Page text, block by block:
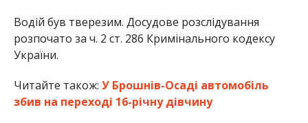
Водій був тверезим. Досудове розслідування
розпочато за ч. 2 ст. 286 Кримінального кодексу
України.
Читайте також: У Брошнів-Осаді автомобіль
збив на переході 16-річну дівчину